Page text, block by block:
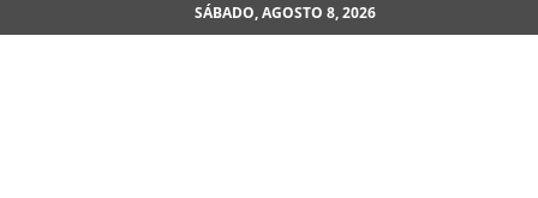
SÁBADO, AGOSTO 8, 2026